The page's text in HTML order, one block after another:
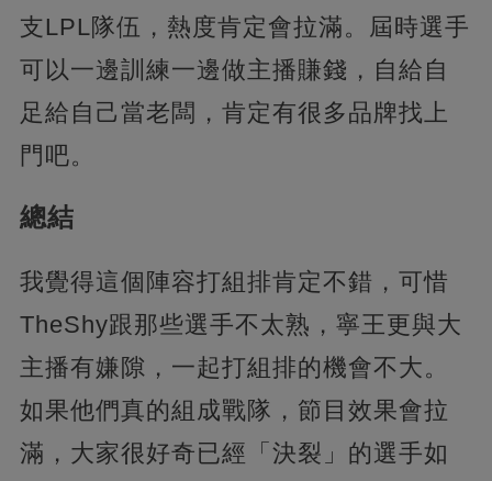
支LPL隊伍，熱度肯定會拉滿。屆時選手
可以一邊訓練一邊做主播賺錢，自給自
足給自己當老闆，肯定有很多品牌找上
門吧。
總結
我覺得這個陣容打組排肯定不錯，可惜
TheShy跟那些選手不太熟，寧王更與大
主播有嫌隙，一起打組排的機會不大。
如果他們真的組成戰隊，節目效果會拉
滿，大家很好奇已經「決裂」的選手如